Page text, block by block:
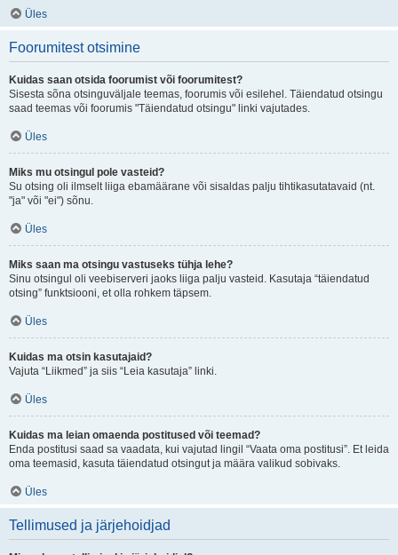
Üles
Foorumitest otsimine
Kuidas saan otsida foorumist või foorumitest?
Sisesta sõna otsinguväljale teemas, foorumis või esilehel. Täiendatud otsingu
saad teemas või foorumis "Täiendatud otsingu" linki vajutades.
Üles
Miks mu otsingul pole vasteid?
Su otsing oli ilmselt liiga ebamäärane või sisaldas palju tihtikasutatavaid (nt.
"ja" või "ei") sõnu.
Üles
Miks saan ma otsingu vastuseks tühja lehe?
Sinu otsingul oli veebiserveri jaoks liiga palju vasteid. Kasutaja “täiendatud
otsing” funktsiooni, et olla rohkem täpsem.
Üles
Kuidas ma otsin kasutajaid?
Vajuta “Liikmed” ja siis “Leia kasutaja” linki.
Üles
Kuidas ma leian omaenda postitused või teemad?
Enda postitusi saad sa vaadata, kui vajutad lingil “Vaata oma postitusi”. Et leida
oma teemasid, kasuta täiendatud otsingut ja määra valikud sobivaks.
Üles
Tellimused ja järjehoidjad